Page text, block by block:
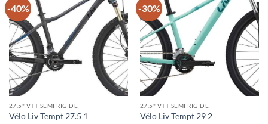
-40%
27.5" VTT SEMI RIGIDE
Vélo Liv Tempt 27.5 1
-30%
27.5" VTT SEMI RIGIDE
Vélo Liv Tempt 29 2